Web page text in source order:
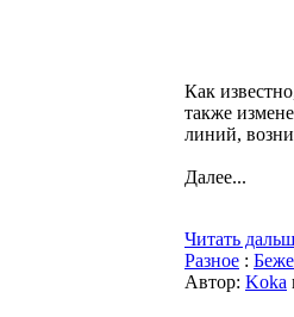
Как
также
линий,
Далее...
Читать
Разное :
Автор: Koka